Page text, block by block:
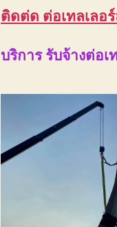
ติดต่ด ต่อเทลเลอ
บริการ รับจ้างต่อเ